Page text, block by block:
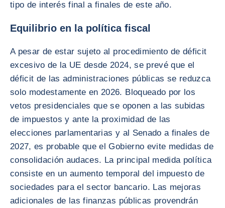
tipo de interés final a finales de este año.
Equilibrio en la política fiscal
A pesar de estar sujeto al procedimiento de déficit
excesivo de la UE desde 2024, se prevé que el
déficit de las administraciones públicas se reduzca
solo modestamente en 2026. Bloqueado por los
vetos presidenciales que se oponen a las subidas
de impuestos y ante la proximidad de las
elecciones parlamentarias y al Senado a finales de
2027, es probable que el Gobierno evite medidas de
consolidación audaces. La principal medida política
consiste en un aumento temporal del impuesto de
sociedades para el sector bancario. Las mejoras
adicionales de las finanzas públicas provendrán